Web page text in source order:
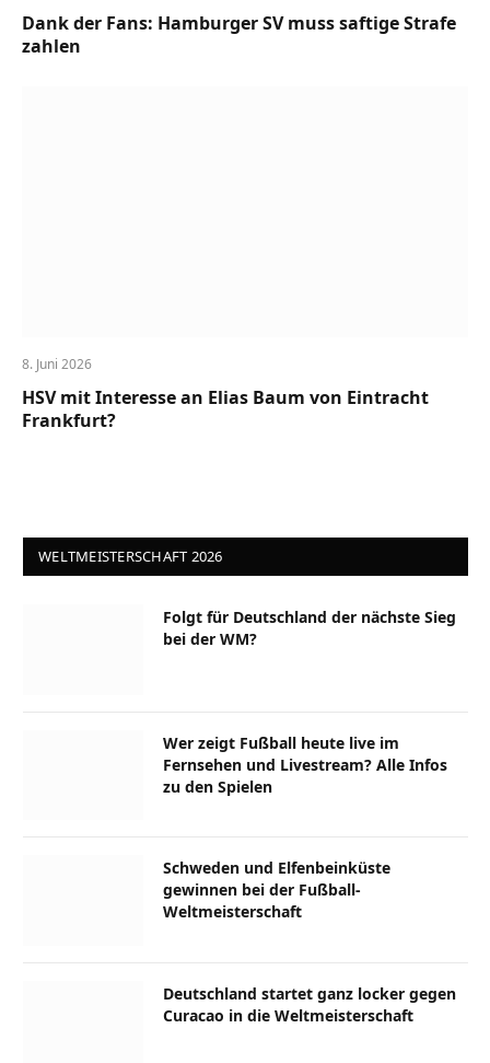
Dank der Fans: Hamburger SV muss saftige Strafe
zahlen
8. Juni 2026
HSV mit Interesse an Elias Baum von Eintracht
Frankfurt?
WELTMEISTERSCHAFT 2026
Folgt für Deutschland der nächste Sieg
bei der WM?
Wer zeigt Fußball heute live im
Fernsehen und Livestream? Alle Infos
zu den Spielen
Schweden und Elfenbeinküste
gewinnen bei der Fußball-
Weltmeisterschaft
Deutschland startet ganz locker gegen
Curacao in die Weltmeisterschaft